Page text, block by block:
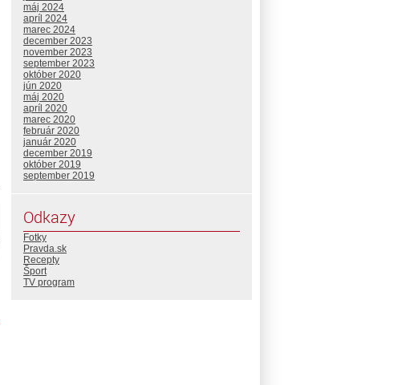
máj 2024
apríl 2024
marec 2024
december 2023
november 2023
september 2023
október 2020
jún 2020
máj 2020
apríl 2020
marec 2020
február 2020
január 2020
december 2019
október 2019
september 2019
Odkazy
Fotky
Pravda.sk
Recepty
Šport
TV program